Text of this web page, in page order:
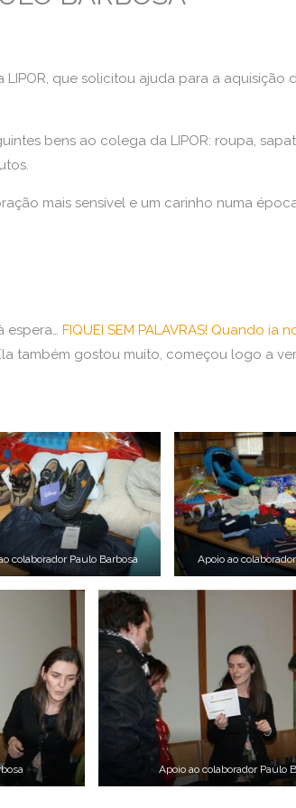
que solicitou ajuda para a aquisição
bens ao colega da LIPOR: roupa,
mais sensível e um carinho numa
espera…FIQUEI SEM PALAVRAS! Quando ia
também gostou muito, começou logo a
colaborador Paulo Barbosa Apoio ao
Apoio ao colaborador Paulo